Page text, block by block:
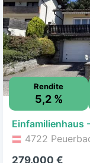
Rendite
5,2 %
4722
279.000 €